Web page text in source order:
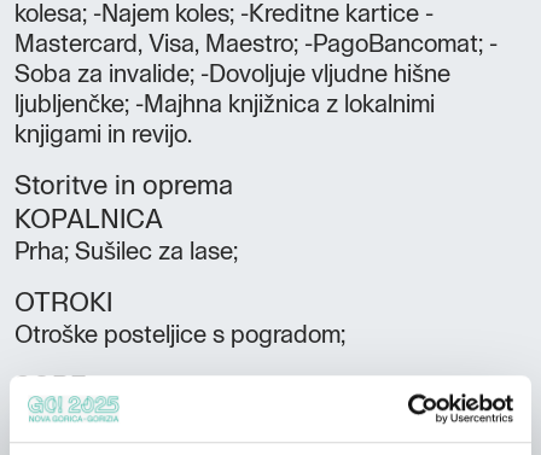
kolesa; -Najem koles; -Kreditne kartice -
Mastercard, Visa, Maestro; -PagoBancomat; -
Soba za invalide; -Dovoljuje vljudne hišne
ljubljenčke; -Majhna knjižnica z lokalnimi
knjigami in revijo.
Storitve in oprema
KOPALNICA
Prha; Sušilec za lase;
OTROKI
Otroške posteljice s pogradom;
Vsakodnevno čiščenje sob;